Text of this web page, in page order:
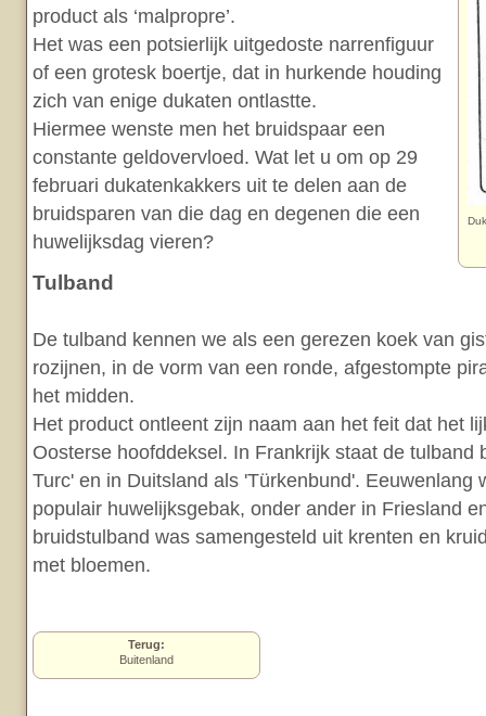
product als ‘malpropre’.
Het was een potsierlijk uitgedoste narrenfiguur
of een grotesk boertje, dat in hurkende houding
zich van enige dukaten ontlastte.
Hiermee wenste men het bruidspaar een
constante geldovervloed. Wat let u om op 29
februari dukatenkakkers uit te delen aan de
bruidsparen van die dag en degenen die een
huwelijksdag vieren?
Tulband
De tulband kennen we als een gerezen koek van
rozijnen, in de vorm van een ronde, afgestompte
het midden.
Het product ontleent zijn naam aan het feit dat het
Oosterse hoofddeksel. In Frankrijk staat de tulband
Turc' en in Duitsland als 'Türkenbund'. Eeuwenlang
populair huwelijksgebak, onder ander in Friesland
bruidstulband was samengesteld uit krenten en
met bloemen.
Terug:
Buitenland